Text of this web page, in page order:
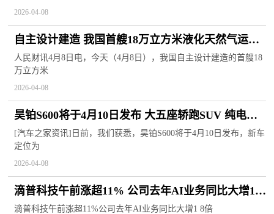
2026-04-08
自主设计建造 我国首艘18万立方米液化天然气运输
船完工_报道
人民财讯4月8日电，今天（4月8日），我国自主设计建造的首艘18
万立方米
2026-04-08
昊铂S600将于4月10日发布 大五座轿跑SUV 纯电车
型最大续航800km|实时
[汽车之家资讯]日前，我们获悉，昊铂S600将于4月10日发布，新车
定位为
2026-04-08
滴普科技午前涨超11% 公司去年AI业务同比大增1.8
倍|焦点信息
滴普科技午前涨超11%公司去年AI业务同比大增1 8倍